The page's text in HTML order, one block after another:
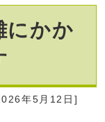
にかか
年5月12日]